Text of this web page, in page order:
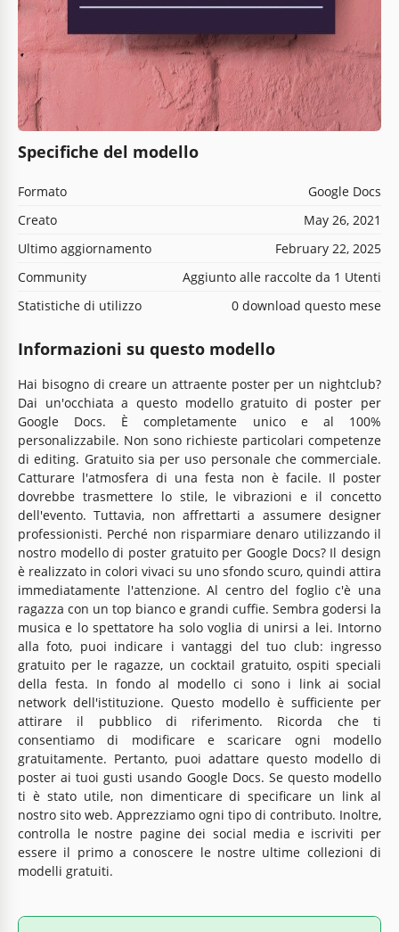
Specifiche del modello
Formato
Google Docs
Creato
May 26, 2021
Ultimo aggiornamento
February 22, 2025
Community
Aggiunto alle raccolte da 1 Utenti
Statistiche di utilizzo
0 download questo mese
Informazioni su questo modello
Hai bisogno di creare un attraente poster per un nightclub?
Dai un'occhiata a questo modello gratuito di poster per
Google Docs. È completamente unico e al 100%
personalizzabile. Non sono richieste particolari competenze
di editing. Gratuito sia per uso personale che commerciale.
Catturare l'atmosfera di una festa non è facile. Il poster
dovrebbe trasmettere lo stile, le vibrazioni e il concetto
dell'evento. Tuttavia, non affrettarti a assumere designer
professionisti. Perché non risparmiare denaro utilizzando il
nostro modello di poster gratuito per Google Docs? Il design
è realizzato in colori vivaci su uno sfondo scuro, quindi attira
immediatamente l'attenzione. Al centro del foglio c'è una
ragazza con un top bianco e grandi cuffie. Sembra godersi la
musica e lo spettatore ha solo voglia di unirsi a lei. Intorno
alla foto, puoi indicare i vantaggi del tuo club: ingresso
gratuito per le ragazze, un cocktail gratuito, ospiti speciali
della festa. In fondo al modello ci sono i link ai social
network dell'istituzione. Questo modello è sufficiente per
attirare il pubblico di riferimento. Ricorda che ti
consentiamo di modificare e scaricare ogni modello
gratuitamente. Pertanto, puoi adattare questo modello di
poster ai tuoi gusti usando Google Docs. Se questo modello
ti è stato utile, non dimenticare di specificare un link al
nostro sito web. Apprezziamo ogni tipo di contributo. Inoltre,
controlla le nostre pagine dei social media e iscriviti per
essere il primo a conoscere le nostre ultime collezioni di
modelli gratuiti.